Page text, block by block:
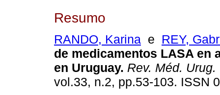
Resumo
RANDO, Karina e REY,
de medicamentos LASA en
en Uruguay. Rev. Méd. Urug.
vol.33, n.2, pp.53-103. ISSN